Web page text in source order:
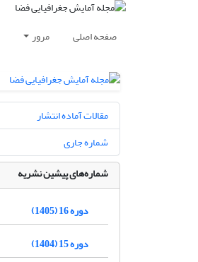
صفحه اصلی مرور
مقالات آماده انتشار
شماره جاری
شماره‌های پیشین نشریه
دوره 16 (1405)
دوره 15 (1404)